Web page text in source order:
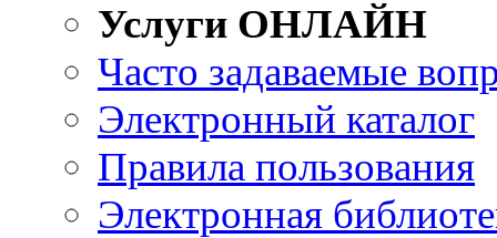
Услуги ОНЛАЙН
Часто задаваемые
Электронный каталог
Правила пользования
Электронная